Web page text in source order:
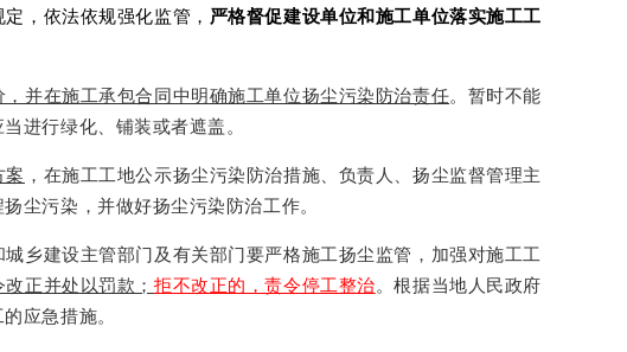
，依法依规强化监管， 严格督促建设单位和施工单位落实施工工
并在施工承包合同中明确施工单位扬尘污染防治责任。暂时不能
进行绿化、铺装或者遮盖。
案 ，在施工工地公示扬尘污染防治措施、负责人、扬尘监督管理主
尘污染，并做好扬尘污染防治工作。
乡建设主管部门及有关部门要严格施工扬尘监管，加强对施工工
正并处以罚款； 拒不改正的，责令停工整治。根据当地人民政府
应急措施。